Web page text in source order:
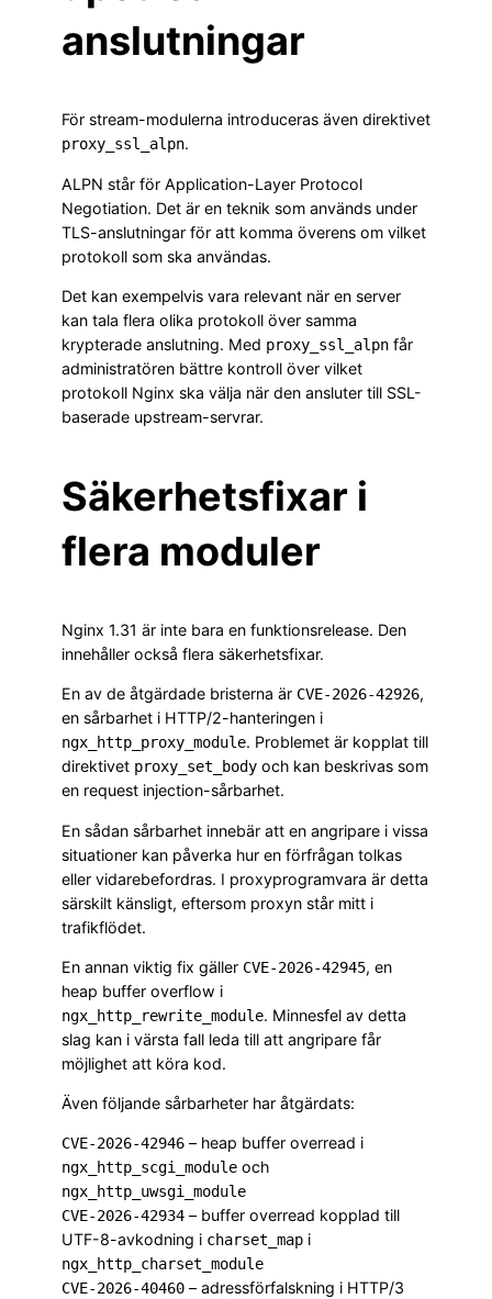
anslutningar
För stream-modulerna introduceras även direktivet
proxy_ssl_alpn.
ALPN står för Application-Layer Protocol
Negotiation. Det är en teknik som används under
TLS-anslutningar för att komma överens om vilket
protokoll som ska användas.
Det kan exempelvis vara relevant när en server
kan tala flera olika protokoll över samma
krypterade anslutning. Med proxy_ssl_alpn får
administratören bättre kontroll över vilket
protokoll Nginx ska välja när den ansluter till SSL-
baserade upstream-servrar.
Säkerhetsfixar i
flera moduler
Nginx 1.31 är inte bara en funktionsrelease. Den
innehåller också flera säkerhetsfixar.
En av de åtgärdade bristerna är CVE-2026-42926,
en sårbarhet i HTTP/2-hanteringen i
ngx_http_proxy_module. Problemet är kopplat till
direktivet proxy_set_body och kan beskrivas som
en request injection-sårbarhet.
En sådan sårbarhet innebär att en angripare i vissa
situationer kan påverka hur en förfrågan tolkas
eller vidarebefordras. I proxyprogramvara är detta
särskilt känsligt, eftersom proxyn står mitt i
trafikflödet.
En annan viktig fix gäller CVE-2026-42945, en
heap buffer overflow i
ngx_http_rewrite_module. Minnesfel av detta
slag kan i värsta fall leda till att angripare får
möjlighet att köra kod.
Även följande sårbarheter har åtgärdats:
CVE-2026-42946 – heap buffer overread i
ngx_http_scgi_module och
ngx_http_uwsgi_module
CVE-2026-42934 – buffer overread kopplad till
UTF-8-avkodning i charset_map i
ngx_http_charset_module
CVE-2026-40460 – adressförfalskning i HTTP/3